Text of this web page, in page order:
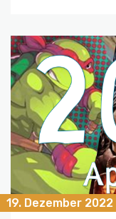
19. Dezember 2022